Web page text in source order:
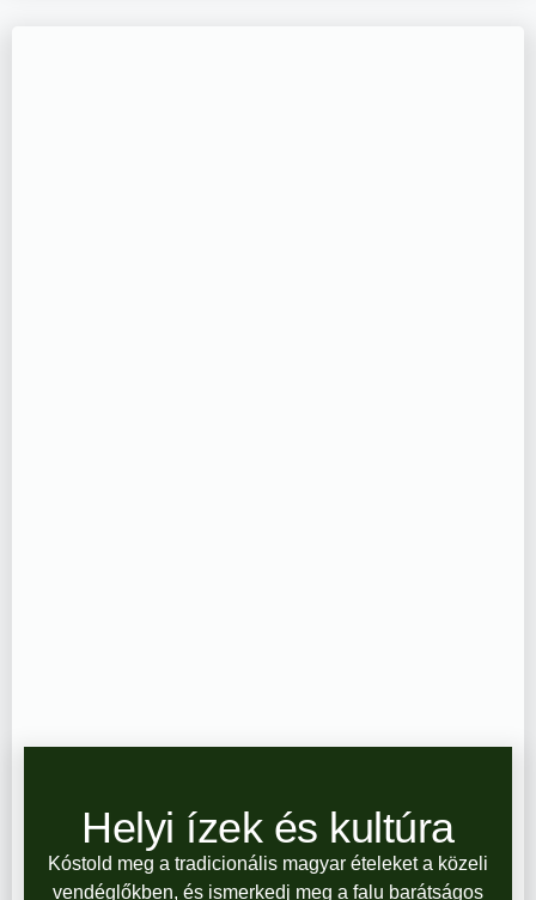
Helyi ízek és kultúra
Kóstold meg a tradicionális magyar ételeket a közeli
vendéglőkben, és ismerkedj meg a falu barátságos